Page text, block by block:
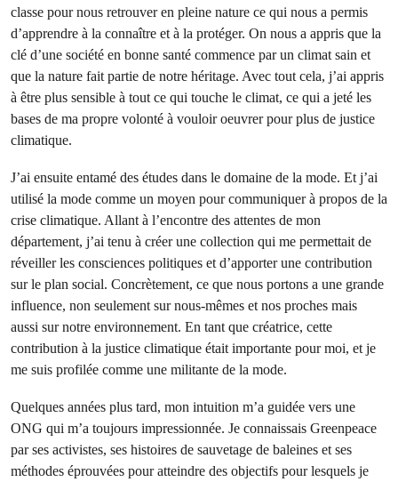
classe pour nous retrouver en pleine nature ce qui nous a permis
d’apprendre à la connaître et à la protéger. On nous a appris que la
clé d’une société en bonne santé commence par un climat sain et
que la nature fait partie de notre héritage. Avec tout cela, j’ai appris
à être plus sensible à tout ce qui touche le climat, ce qui a jeté les
bases de ma propre volonté à vouloir oeuvrer pour plus de justice
climatique.
J’ai ensuite entamé des études dans le domaine de la mode. Et j’ai
utilisé la mode comme un moyen pour communiquer à propos de la
crise climatique. Allant à l’encontre des attentes de mon
département, j’ai tenu à créer une collection qui me permettait de
réveiller les consciences politiques et d’apporter une contribution
sur le plan social. Concrètement, ce que nous portons a une grande
influence, non seulement sur nous-mêmes et nos proches mais
aussi sur notre environnement. En tant que créatrice, cette
contribution à la justice climatique était importante pour moi, et je
me suis profilée comme une militante de la mode.
Quelques années plus tard, mon intuition m’a guidée vers une
ONG qui m’a toujours impressionnée. Je connaissais Greenpeace
par ses activistes, ses histoires de sauvetage de baleines et ses
méthodes éprouvées pour atteindre des objectifs pour lesquels je